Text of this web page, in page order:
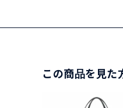
この商品を見た